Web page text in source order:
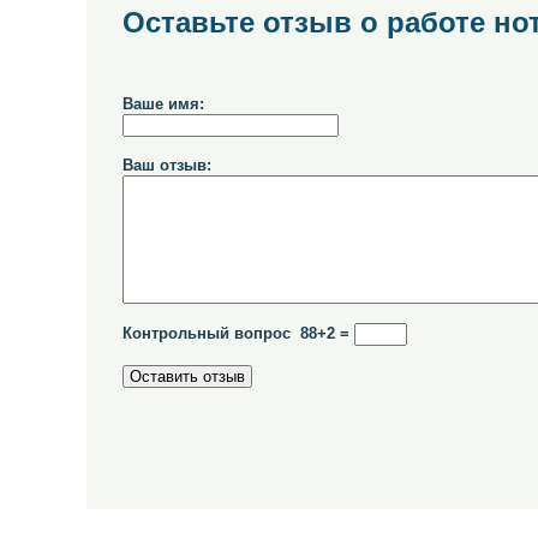
Оставьте отзыв о работе
Ваше имя:
Ваш отзыв:
Контрольный вопрос 88+2 =